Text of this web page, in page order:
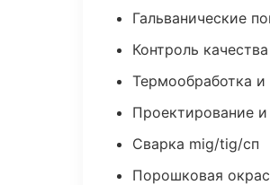
Гальванические
Контроль
Термообработка и
Проектирование и
Сварка mig/tig/сп
Порошковая